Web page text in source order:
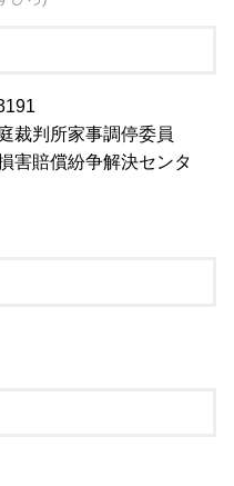
裁判所家事調停委員
賠償紛争解決センタ